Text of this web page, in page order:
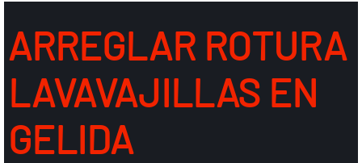
ARREGLAR ROTURA
LAVAVAJILLAS EN
GELIDA